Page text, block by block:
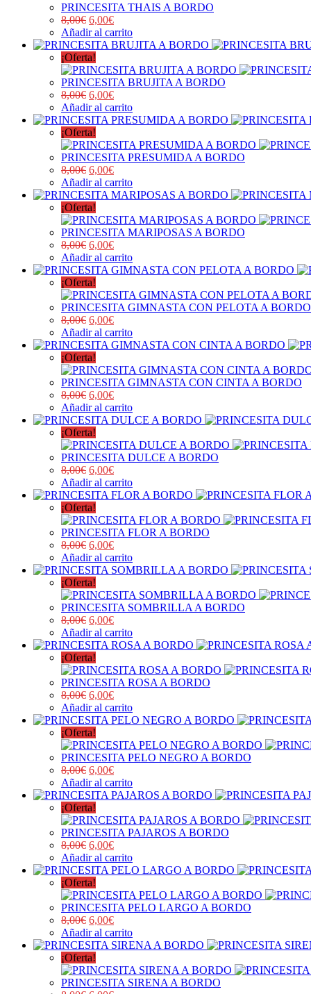
PRINCESITA THAIS A BORDO
8,00€ 6,00€
Añadir al carrito
¡Oferta!
PRINCESITA BRUJITA A BORDO
8,00€ 6,00€
Añadir al carrito
¡Oferta!
PRINCESITA PRESUMIDA A BORDO
8,00€ 6,00€
Añadir al carrito
¡Oferta!
PRINCESITA MARIPOSAS A BORDO
8,00€ 6,00€
Añadir al carrito
¡Oferta!
PRINCESITA GIMNASTA CON PELOTA A BORDO
8,00€ 6,00€
Añadir al carrito
¡Oferta!
PRINCESITA GIMNASTA CON CINTA A BORDO
8,00€ 6,00€
Añadir al carrito
¡Oferta!
PRINCESITA DULCE A BORDO
8,00€ 6,00€
Añadir al carrito
¡Oferta!
PRINCESITA FLOR A BORDO
8,00€ 6,00€
Añadir al carrito
¡Oferta!
PRINCESITA SOMBRILLA A BORDO
8,00€ 6,00€
Añadir al carrito
¡Oferta!
PRINCESITA ROSA A BORDO
8,00€ 6,00€
Añadir al carrito
¡Oferta!
PRINCESITA PELO NEGRO A BORDO
8,00€ 6,00€
Añadir al carrito
¡Oferta!
PRINCESITA PAJAROS A BORDO
8,00€ 6,00€
Añadir al carrito
¡Oferta!
PRINCESITA PELO LARGO A BORDO
8,00€ 6,00€
Añadir al carrito
¡Oferta!
PRINCESITA SIRENA A BORDO